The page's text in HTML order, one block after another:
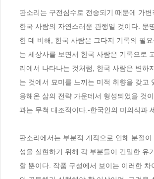
판소리는 구전심수로 전승되기 때문에 가
한국 사람의 자연스러운 관행일 것이다. 문
한 데 비해, 한국 사람은 그다지 기록의 필
는 세상사를 보면서 한국 사람은 기록으로
리에서 나타나는 것처럼, 한국 사람은 변하
는 것에서 묘미를 느끼는 미적 취향을 갖고
응해온 삶의 전략 가운데서 형성되었을 것
과는 무척 대조적이다.-한국인의 미의식과
판소리에서는 부분적 개작으로 인해 분절
성을 실현하기 위해 각 부분들이 긴밀한 유
할 뿐이다. 작품 구성에서 보이는 이러한